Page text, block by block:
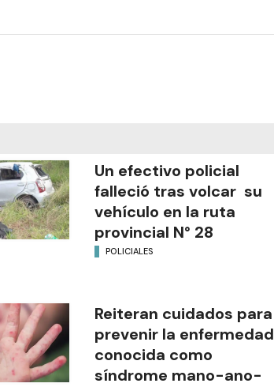
Un efectivo policial
falleció tras volcar su
vehículo en la ruta
provincial N° 28
POLICIALES
Reiteran cuidados para
prevenir la enfermedad
conocida como
síndrome mano-ano-